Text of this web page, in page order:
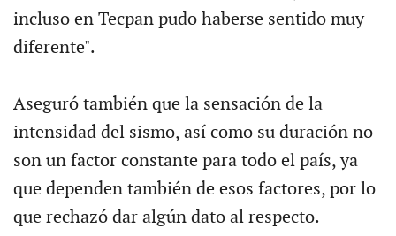
incluso en Tecpan pudo haberse sentido muy
diferente".
Aseguró también que la sensación de la
intensidad del sismo, así como su duración no
son un factor constante para todo el país, ya
que dependen también de esos factores, por lo
que rechazó dar algún dato al respecto.